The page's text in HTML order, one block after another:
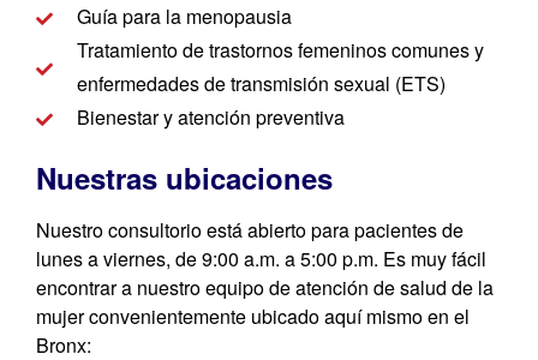
Guía para la menopausia
Tratamiento de trastornos femeninos comunes y
enfermedades de transmisión sexual (ETS)
Bienestar y atención preventiva
Nuestras ubicaciones
Nuestro consultorio está abierto para pacientes de
lunes a viernes, de 9:00 a.m. a 5:00 p.m. Es muy fácil
encontrar a nuestro equipo de atención de salud de la
mujer convenientemente ubicado aquí mismo en el
Bronx: